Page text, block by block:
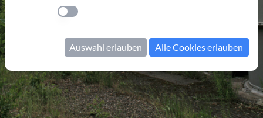
Einstellung anwenden
Auswahl erlauben Alle Cookies erlauben